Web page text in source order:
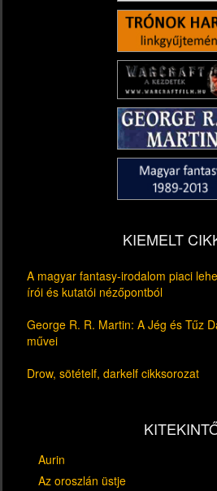
KIEMELT
A magyar fantasy-irodalom piaci
írói és kutatói nézőpontból
George R. R. Martin: A Jég és Tűz
művei
Drow, sötételf, darkelf cikksorozat
Aurin
Az oroszlán üstje